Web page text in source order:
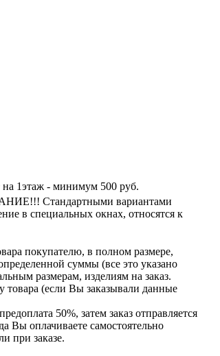
на 1этаж - минимум 500 руб.
Стандартными вариантами
в специальных окнах, относятся к
покупателю, в полном размере,
суммы (все это указано
размерам, изделиям на заказ.
товара (если Вы заказывали данные
50%, затем заказ отправляется
Вы оплачиваете самостоятельно
при заказе.